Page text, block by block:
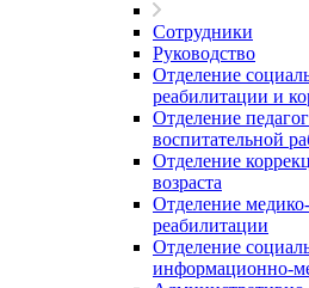
Сотрудники
Руководство
Отделение
реабилитации и
Отделение
воспитательной
Отделение
возраста
Отделение
реабилитации
Отделение
информационно-